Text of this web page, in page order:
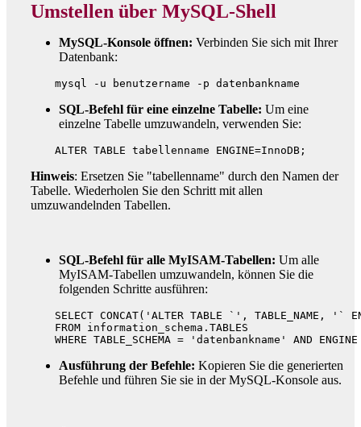
Umstellen über MySQL-Shell
MySQL-Konsole öffnen: Verbinden Sie sich mit Ihrer
Datenbank:
SQL-Befehl für eine einzelne Tabelle: Um eine
einzelne Tabelle umzuwandeln, verwenden Sie:
Hinweis: Ersetzen Sie "tabellenname" durch den Namen der
Tabelle. Wiederholen Sie den Schritt mit allen
umzuwandelnden Tabellen.
SQL-Befehl für alle MyISAM-Tabellen: Um alle
MyISAM-Tabellen umzuwandeln, können Sie die
folgenden Schritte ausführen:
SELECT CONCAT('ALTER TABLE `', TABLE_NAME, '`
FROM information_schema.TABLES
Ausführung der Befehle: Kopieren Sie die generierten
Befehle und führen Sie sie in der MySQL-Konsole aus.